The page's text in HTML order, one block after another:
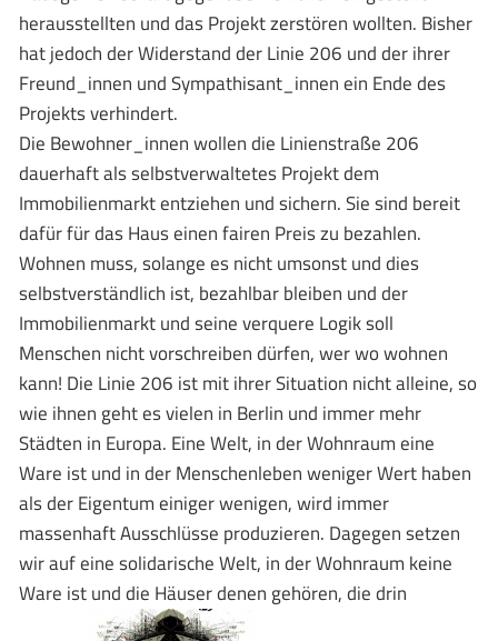
herausstellten und das Projekt zerstören wollten. Bisher
hat jedoch der Widerstand der Linie 206 und der ihrer
Freund_innen und Sympathisant_innen ein Ende des
Projekts verhindert.
Die Bewohner_innen wollen die Linienstraße 206
dauerhaft als selbstverwaltetes Projekt dem
Immobilienmarkt entziehen und sichern. Sie sind bereit
dafür für das Haus einen fairen Preis zu bezahlen.
Wohnen muss, solange es nicht umsonst und dies
selbstverständlich ist, bezahlbar bleiben und der
Immobilienmarkt und seine verquere Logik soll
Menschen nicht vorschreiben dürfen, wer wo wohnen
kann! Die Linie 206 ist mit ihrer Situation nicht alleine, so
wie ihnen geht es vielen in Berlin und immer mehr
Städten in Europa. Eine Welt, in der Wohnraum eine
Ware ist und in der Menschenleben weniger Wert haben
als der Eigentum einiger wenigen, wird immer
massenhaft Ausschlüsse produzieren. Dagegen setzen
wir auf eine solidarische Welt, in der Wohnraum keine
Ware ist und die Häuser denen gehören, die drin